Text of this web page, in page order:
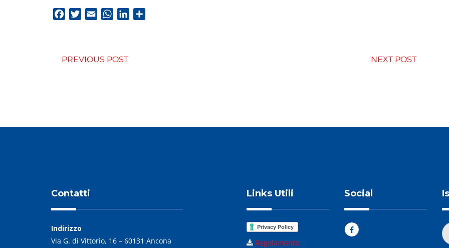
FacebookTwitterEmail WhatsApp
LinkedIn
PREVIOUS POST NEXT POST
Contatti
Indirizzo
Via G. di Vittorio, 16 – 60131 Ancona
Links Utili
Regolamento
Social